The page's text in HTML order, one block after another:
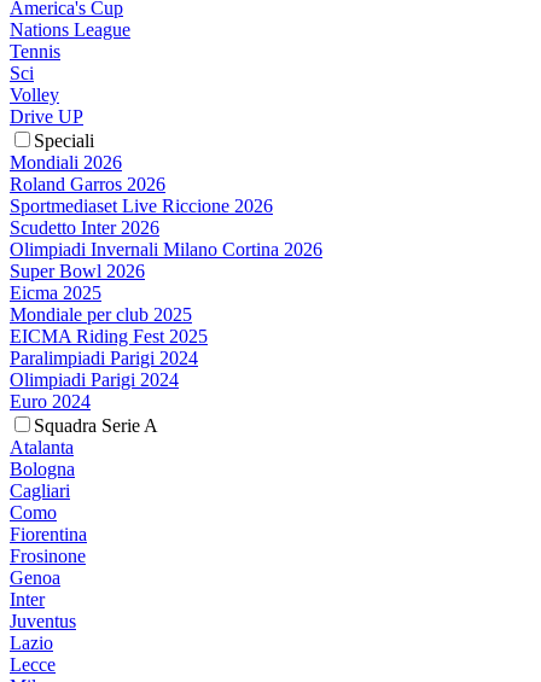
America's Cup
Nations League
Tennis
Sci
Volley
Drive UP
Speciali
Mondiali 2026
Roland Garros 2026
Sportmediaset Live Riccione 2026
Scudetto Inter 2026
Olimpiadi Invernali Milano Cortina 2026
Super Bowl 2026
Eicma 2025
Mondiale per club 2025
EICMA Riding Fest 2025
Paralimpiadi Parigi 2024
Olimpiadi Parigi 2024
Euro 2024
Squadra Serie A
Atalanta
Bologna
Cagliari
Como
Fiorentina
Frosinone
Genoa
Inter
Juventus
Lazio
Lecce